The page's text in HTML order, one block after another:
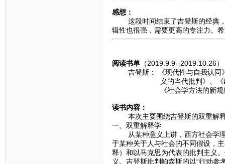
感想：
这段时间结束了吉登斯的经典，
辑性也很强，需要更高的专注力。
阅读书单（2019.9.9--2019.10.26）
吉登斯： 《现代性与自我认同》
义的当代批判》、《欧洲模
《社会学方法的新规则》、
读书内容：
本次主要围绕吉登斯的双重解释
一、双重解释学
从某种意义上讲，西方社会学理
于某种关于人与社会的不同假设，
释）和以马克思为代表的批判主义
义。吉登斯批判帕森斯的以“行动